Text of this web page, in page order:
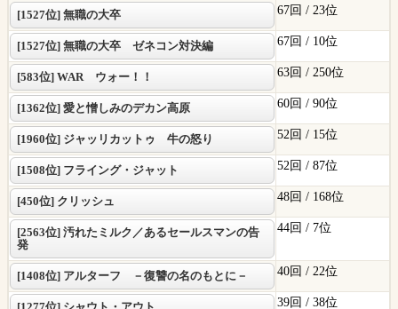
[1527位] 無職の大卒 67回 / 23位
[1527位] 無職の大卒 ゼネコン対決編 67回 / 10位
[583位] WAR ウォー！！ 63回 / 250位
[1362位] 愛と憎しみのデカン高原 60回 / 90位
[1960位] ジャッリカットゥ 牛の怒り 52回 / 15位
[1508位] フライング・ジャット 52回 / 87位
[450位] クリッシュ 48回 / 168位
[2563位] 汚れたミルク／あるセールスマンの告
発
44回 / 7位
[1408位] アルターフ －復讐の名のもとに－ 40回 / 22位
39回 / 38位